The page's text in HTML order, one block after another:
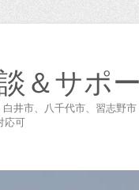
＆サポ
井市、八千代市、習志野
応可